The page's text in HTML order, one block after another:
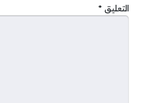
التعليق *